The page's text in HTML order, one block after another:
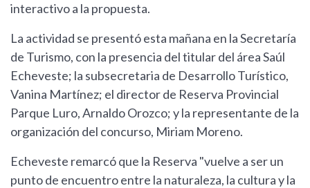
interactivo a la propuesta.
La actividad se presentó esta mañana en la Secretaría
de Turismo, con la presencia del titular del área Saúl
Echeveste; la subsecretaria de Desarrollo Turístico,
Vanina Martínez; el director de Reserva Provincial
Parque Luro, Arnaldo Orozco; y la representante de la
organización del concurso, Miriam Moreno.
Echeveste remarcó que la Reserva "vuelve a ser un
punto de encuentro entre la naturaleza, la cultura y la